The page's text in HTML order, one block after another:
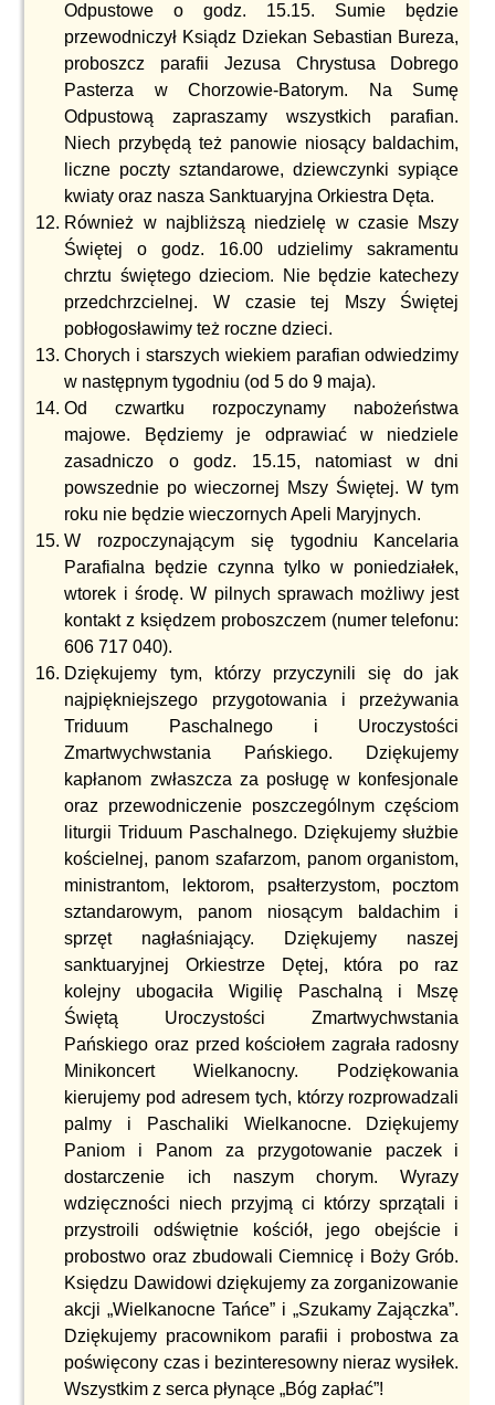
Odpustowe o godz. 15.15. Sumie będzie
przewodniczył Ksiądz Dziekan Sebastian Bureza,
proboszcz parafii Jezusa Chrystusa Dobrego
Pasterza w Chorzowie-Batorym. Na Sumę
Odpustową zapraszamy wszystkich parafian.
Niech przybędą też panowie niosący baldachim,
liczne poczty sztandarowe, dziewczynki sypiące
kwiaty oraz nasza Sanktuaryjna Orkiestra Dęta.
Również w najbliższą niedzielę w czasie Mszy
Świętej o godz. 16.00 udzielimy sakramentu
chrztu świętego dzieciom. Nie będzie katechezy
przedchrzcielnej. W czasie tej Mszy Świętej
pobłogosławimy też roczne dzieci.
Chorych i starszych wiekiem parafian odwiedzimy
w następnym tygodniu (od 5 do 9 maja).
Od czwartku rozpoczynamy nabożeństwa
majowe. Będziemy je odprawiać w niedziele
zasadniczo o godz. 15.15, natomiast w dni
powszednie po wieczornej Mszy Świętej. W tym
roku nie będzie wieczornych Apeli Maryjnych.
W rozpoczynającym się tygodniu Kancelaria
Parafialna będzie czynna tylko w poniedziałek,
wtorek i środę. W pilnych sprawach możliwy jest
kontakt z księdzem proboszczem (numer telefonu:
606 717 040).
Dziękujemy tym, którzy przyczynili się do jak
najpiękniejszego przygotowania i przeżywania
Triduum Paschalnego i Uroczystości
Zmartwychwstania Pańskiego. Dziękujemy
kapłanom zwłaszcza za posługę w konfesjonale
oraz przewodniczenie poszczególnym częściom
liturgii Triduum Paschalnego. Dziękujemy służbie
kościelnej, panom szafarzom, panom organistom,
ministrantom, lektorom, psałterzystom, pocztom
sztandarowym, panom niosącym baldachim i
sprzęt nagłaśniający. Dziękujemy naszej
sanktuaryjnej Orkiestrze Dętej, która po raz
kolejny ubogaciła Wigilię Paschalną i Mszę
Świętą Uroczystości Zmartwychwstania
Pańskiego oraz przed kościołem zagrała radosny
Minikoncert Wielkanocny. Podziękowania
kierujemy pod adresem tych, którzy rozprowadzali
palmy i Paschaliki Wielkanocne. Dziękujemy
Paniom i Panom za przygotowanie paczek i
dostarczenie ich naszym chorym. Wyrazy
wdzięczności niech przyjmą ci którzy sprzątali i
przystroili odświętnie kościół, jego obejście i
probostwo oraz zbudowali Ciemnicę i Boży Grób.
Księdzu Dawidowi dziękujemy za zorganizowanie
akcji „Wielkanocne Tańce” i „Szukamy Zajączka”.
Dziękujemy pracownikom parafii i probostwa za
poświęcony czas i bezinteresowny nieraz wysiłek.
Wszystkim z serca płynące „Bóg zapłać”!